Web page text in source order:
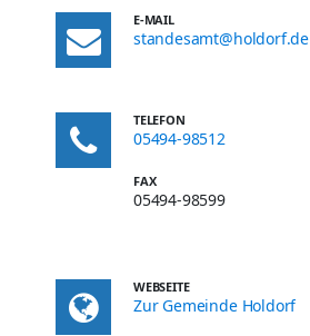
E-MAIL
standesamt@holdorf.de
TELEFON
05494-98512
FAX
05494-98599
WEBSEITE
Zur Gemeinde Holdorf